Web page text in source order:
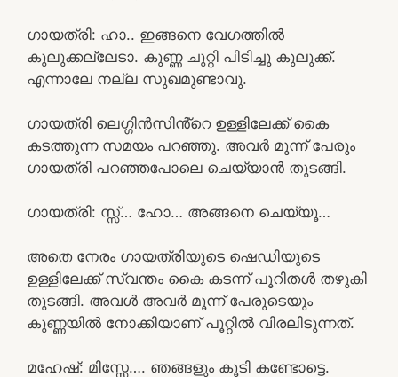
ഗായത്രി: ഹാ.. ഇങ്ങനെ വേഗത്തിൽ
കുലുക്കല്ലേടാ. കുണ്ണ ചുറ്റി പിടിച്ചു കുലുക്ക്.
എന്നാലേ നല്ല സുഖമുണ്ടാവു.
ഗായത്രി ലെഗ്ഗിൻസിൻ്റെ ഉള്ളിലേക്ക് കൈ
കടത്തുന്ന സമയം പറഞ്ഞു. അവർ മൂന്ന് പേരും
ഗായത്രി പറഞ്ഞപോലെ ചെയ്യാൻ തുടങ്ങി.
ഗായത്രി: സ്സ്‌… ഹോ… അങ്ങനെ ചെയ്യൂ…
അതെ നേരം ഗായത്രിയുടെ ഷെഡിയുടെ
ഉള്ളിലേക്ക് സ്വന്തം കൈ കടന്ന് പൂറിതൾ തഴുകി
തുടങ്ങി. അവൾ അവർ മൂന്ന് പേരുടെയും
കുണ്ണയിൽ നോക്കിയാണ് പൂറ്റിൽ വിരലിടുന്നത്.
മഹേഷ്‌: മിസ്സേ…. ഞങ്ങളും കൂടി കണ്ടോട്ടെ.